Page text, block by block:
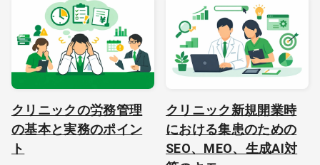
クリニックの労務管理
の基本と実務のポイン
ト
クリニック新規開業時
における集患のための
SEO、MEO、生成AI対